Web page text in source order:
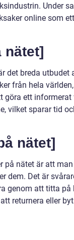
Under
online som ett
nätet]
det breda utbudet
från hela
göra ett informerat
vilket sparar tid
nätet]
på nätet är att
dem. Det är
genom att titta på
returnera eller